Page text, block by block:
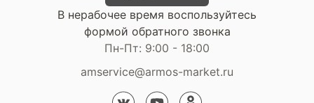
В нерабочее время воспользуйтесь
формой обратного звонка
Пн-Пт: 9:00 - 18:00
amservice@armos-market.ru